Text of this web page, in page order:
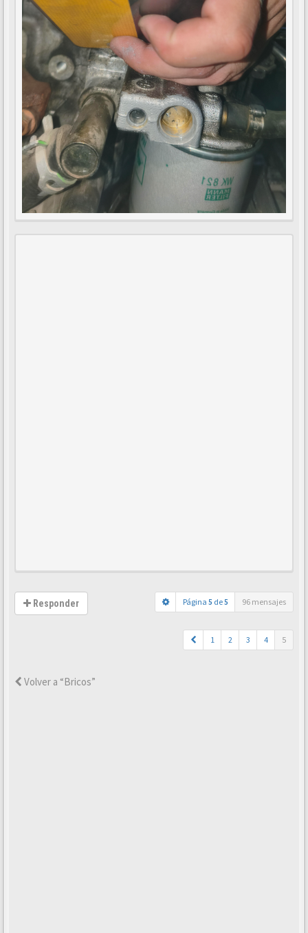
Responder Página 5 de5 96 mensajes
1 2 3 4 5
Volver a “Bricos”